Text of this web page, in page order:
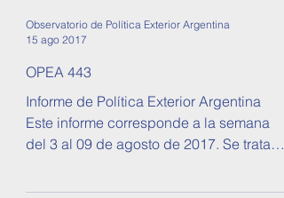
15 ago 2017
OPEA 443
Informe de Política Exterior Argentina
Este informe corresponde a la semana
temas sobre...